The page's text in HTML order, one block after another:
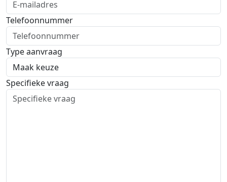
Telefoonnummer
Type aanvraag
Specifieke vraag